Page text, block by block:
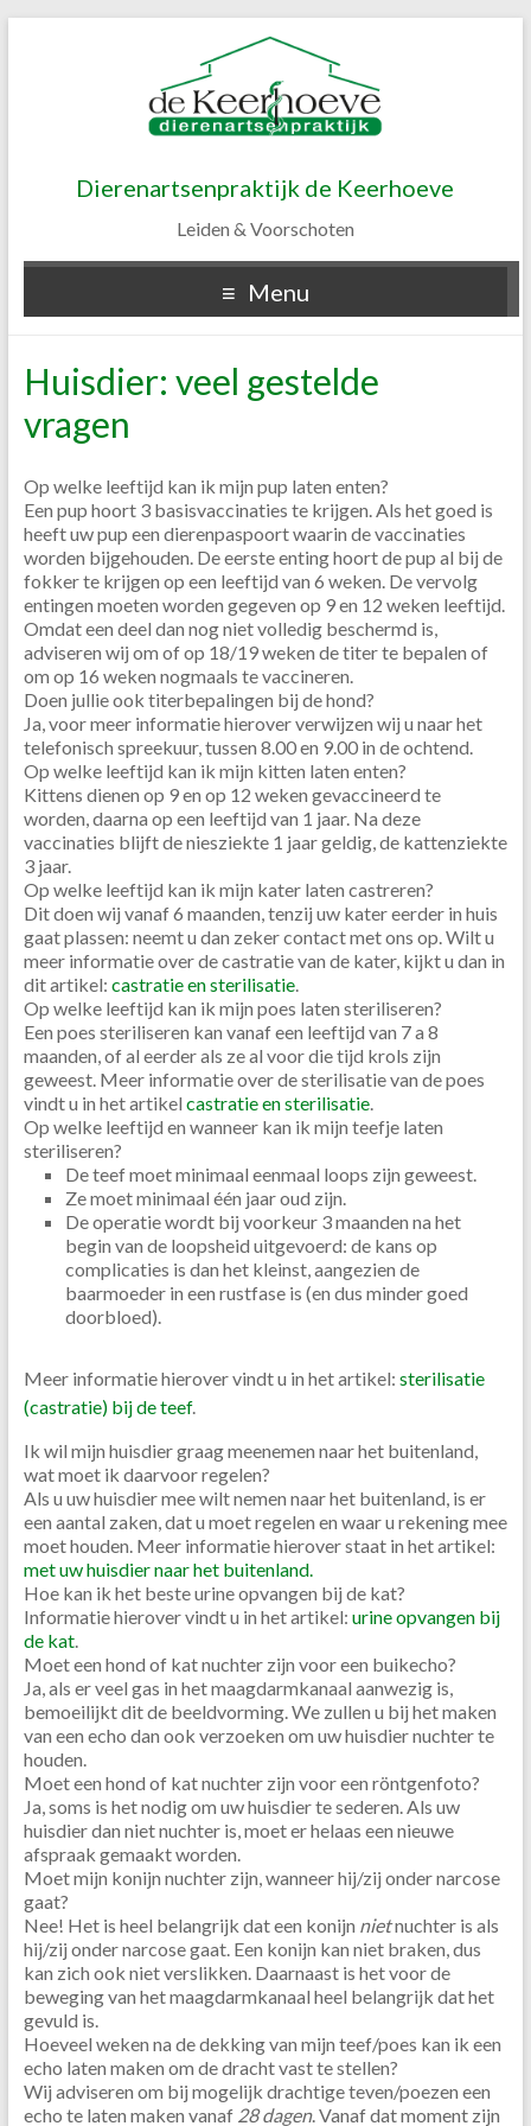
Dierenartsenpraktijk de Keerhoeve
Leiden & Voorschoten
Menu
Huisdier: veel gestelde
vragen
Op welke leeftijd kan ik mijn pup laten enten?
Een pup hoort 3 basisvaccinaties te krijgen. Als het goed is
heeft uw pup een dierenpaspoort waarin de vaccinaties
worden bijgehouden. De eerste enting hoort de pup al bij de
fokker te krijgen op een leeftijd van 6 weken. De vervolg
entingen moeten worden gegeven op 9 en 12 weken leeftijd.
Omdat een deel dan nog niet volledig beschermd is,
adviseren wij om of op 18/19 weken de titer te bepalen of
om op 16 weken nogmaals te vaccineren.
Doen jullie ook titerbepalingen bij de hond?
Ja, voor meer informatie hierover verwijzen wij u naar het
telefonisch spreekuur, tussen 8.00 en 9.00 in de ochtend.
Op welke leeftijd kan ik mijn kitten laten enten?
Kittens dienen op 9 en op 12 weken gevaccineerd te
worden, daarna op een leeftijd van 1 jaar. Na deze
vaccinaties blijft de niesziekte 1 jaar geldig, de kattenziekte
3 jaar.
Op welke leeftijd kan ik mijn kater laten castreren?
Dit doen wij vanaf 6 maanden, tenzij uw kater eerder in huis
gaat plassen: neemt u dan zeker contact met ons op. Wilt u
meer informatie over de castratie van de kater, kijkt u dan in
dit artikel: castratie en sterilisatie.
Op welke leeftijd kan ik mijn poes laten steriliseren?
Een poes steriliseren kan vanaf een leeftijd van 7 a 8
maanden, of al eerder als ze al voor die tijd krols zijn
geweest. Meer informatie over de sterilisatie van de poes
vindt u in het artikel castratie en sterilisatie.
Op welke leeftijd en wanneer kan ik mijn teefje laten
steriliseren?
De teef moet minimaal eenmaal loops zijn geweest.
Ze moet minimaal één jaar oud zijn.
De operatie wordt bij voorkeur 3 maanden na het
begin van de loopsheid uitgevoerd: de kans op
complicaties is dan het kleinst, aangezien de
baarmoeder in een rustfase is (en dus minder goed
doorbloed).
Meer informatie hierover vindt u in het artikel: sterilisatie
(castratie) bij de teef.
Ik wil mijn huisdier graag meenemen naar het buitenland,
wat moet ik daarvoor regelen?
Als u uw huisdier mee wilt nemen naar het buitenland, is er
een aantal zaken, dat u moet regelen en waar u rekening mee
moet houden. Meer informatie hierover staat in het artikel:
met uw huisdier naar het buitenland.
Hoe kan ik het beste urine opvangen bij de kat?
Informatie hierover vindt u in het artikel: urine opvangen bij
de kat.
Moet een hond of kat nuchter zijn voor een buikecho?
Ja, als er veel gas in het maagdarmkanaal aanwezig is,
bemoeilijkt dit de beeldvorming. We zullen u bij het maken
van een echo dan ook verzoeken om uw huisdier nuchter te
houden.
Moet een hond of kat nuchter zijn voor een röntgenfoto?
Ja, soms is het nodig om uw huisdier te sederen. Als uw
huisdier dan niet nuchter is, moet er helaas een nieuwe
afspraak gemaakt worden.
Moet mijn konijn nuchter zijn, wanneer hij/zij onder narcose
gaat?
Nee! Het is heel belangrijk dat een konijn nietnuchter is als
hij/zij onder narcose gaat. Een konijn kan niet braken, dus
kan zich ook niet verslikken. Daarnaast is het voor de
beweging van het maagdarmkanaal heel belangrijk dat het
gevuld is.
Hoeveel weken na de dekking van mijn teef/poes kan ik een
echo laten maken om de dracht vast te stellen?
Wij adviseren om bij mogelijk drachtige teven/poezen een
echo te laten maken vanaf 28 dagen. Vanaf dat moment zijn